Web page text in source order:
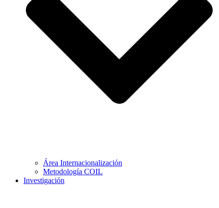
Área Internacionalización
Metodología COIL
Investigación